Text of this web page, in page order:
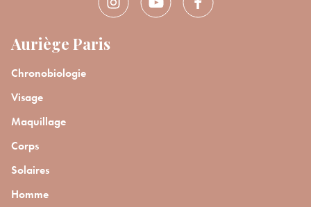
Auriège Paris
Chronobiologie
Visage
Maquillage
Corps
Solaires
Homme